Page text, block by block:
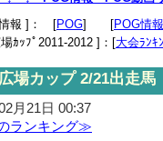
場カップ 2/21出走
月21日 00:37
ランキング≫
情報 ]： [POG] [POG情報
ｶｯﾌﾟ2011-2012 ]：[大会ﾗﾝｷ